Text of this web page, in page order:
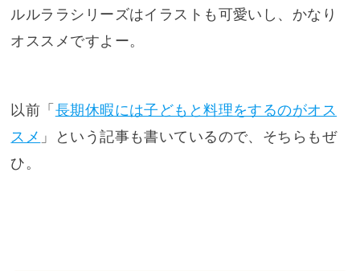
ルルララシリーズはイラストも可愛いし、かなり
オススメですよー。
以前「 長期休暇には子どもと料理をするのがオス
スメ 」という記事も書いているので、そちらもぜ
ひ。